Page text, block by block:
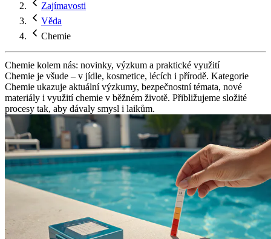
Zajímavosti
Věda
Chemie
Chemie kolem nás: novinky, výzkum a praktické využití
Chemie je všude – v jídle, kosmetice, lécích i přírodě. Kategorie
Chemie ukazuje aktuální výzkumy, bezpečnostní témata, nové
materiály i využití chemie v běžném životě. Přibližujeme složité
procesy tak, aby dávaly smysl i laikům.